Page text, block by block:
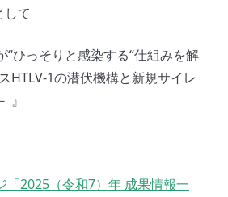
して
“ひっそりと感染する“仕組みを解
HTLV-1の潜伏機構と新規サイレ
』
「2025（令和7）年 成果情報一